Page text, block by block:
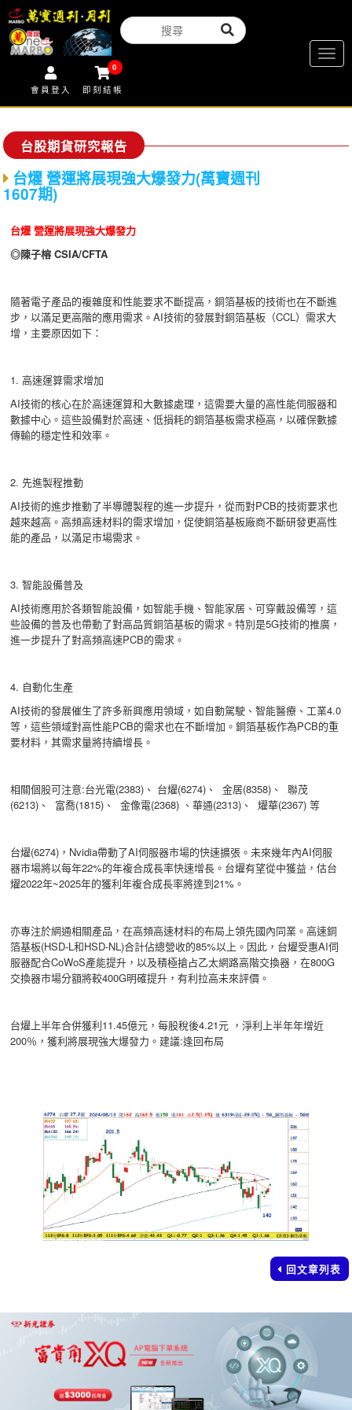
會員登入
0
即刻結帳
台股期貨研究報告
台燿 營運將展現強大爆發力(萬寶週刊
1607期)
台燿營運將展現強大爆發力
◎陳子榕 CSIA/CFTA
隨著電子產品的複雜度和性能要求不斷提高，銅箔基板的技術也在不斷進
步，以滿足更高階的應用需求。AI技術的發展對銅箔基板（CCL）需求大
增，主要原因如下：
1. 高速運算需求增加
AI技術的核心在於高速運算和大數據處理，這需要大量的高性能伺服器和
數據中心。這些設備對於高速、低損耗的銅箔基板需求極高，以確保數據
傳輸的穩定性和效率。
2. 先進製程推動
AI技術的進步推動了半導體製程的進一步提升，從而對PCB的技術要求也
越來越高。高頻高速材料的需求增加，促使銅箔基板廠商不斷研發更高性
能的產品，以滿足市場需求。
3. 智能設備普及
AI技術應用於各類智能設備，如智能手機、智能家居、可穿戴設備等，這
些設備的普及也帶動了對高品質銅箔基板的需求。特別是5G技術的推廣，
進一步提升了對高頻高速PCB的需求。
4. 自動化生產
AI技術的發展催生了許多新興應用領域，如自動駕駛、智能醫療、工業4.0
等，這些領域對高性能PCB的需求也在不斷增加。銅箔基板作為PCB的重
要材料，其需求量將持續增長。
相關個股可注意:台光電(2383)、 台燿(6274)、 金居(8358)、 聯茂
(6213)、 富喬(1815)、 金像電(2368) 、華通(2313)、 燿華(2367) 等
台燿(6274)，Nvidia帶動了AI伺服器市場的快速擴張。未來幾年內AI伺服
器市場將以每年22%的年複合成長率快速增長。台燿有望從中獲益，估台
燿2022年~2025年的獲利年複合成長率將達到21%。
亦專注於網通相關產品，在高頻高速材料的布局上領先國內同業。高速銅
箔基板(HSD-L和HSD-NL)合計佔總營收的85%以上。因此，台燿受惠AI伺
服器配合CoWoS產能提升，以及積極搶占乙太網路高階交換器，在800G
交換器市場分額將較400G明確提升，有利拉高未來評價。
台燿上半年合併獲利11.45億元，每股稅後4.21元 ，淨利上半年年增近
200％，獲利將展現強大爆發力。建議:逢回布局
回文章列表